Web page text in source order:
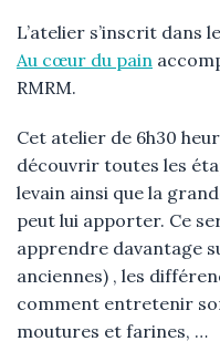
L’atelier s’inscrit dans
Au cœur du pain
RMRM.
Cet atelier de 6h30
découvrir toutes les
levain ainsi que la
peut lui apporter. Ce
apprendre davantage
anciennes) , les
comment entretenir
moutures et farines, …